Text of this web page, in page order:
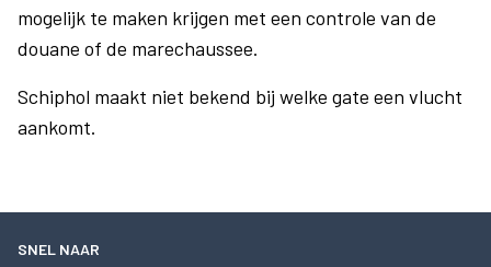
mogelijk te maken krijgen met een controle van de
douane of de marechaussee.
Schiphol maakt niet bekend bij welke gate een vlucht
aankomt.
SNEL NAAR